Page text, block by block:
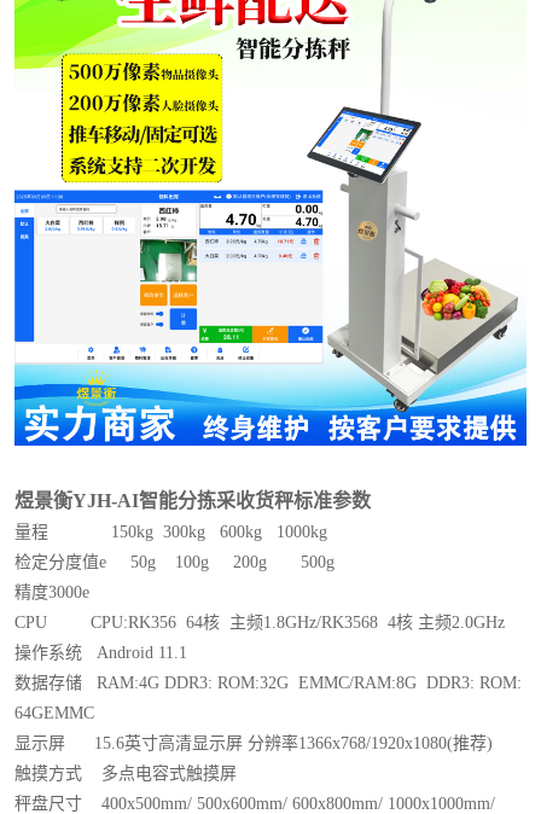
煜景衡YJH-AI智能分拣采收货秤标准参数
量程
150kg 300kg 600kg 1000kg
检定分度值e 50g 100g 200g 500g
精度3000e
CPU CPU:RK356 64核 主频1.8GHz/RK3568 4核 主频2.0GHz
操作系统
Android 11.1
数据存储
RAM:4G DDR3: ROM:32G EMMC/RAM:8G DDR3: ROM:
64GEMMC
显示屏
15.6英寸高清显示屏 分辨率1366x768/1920x1080(推荐)
触摸方式
多点电容式触摸屏
秤盘尺寸
400x500mm/ 500x600mm/ 600x800mm/ 1000x1000mm/